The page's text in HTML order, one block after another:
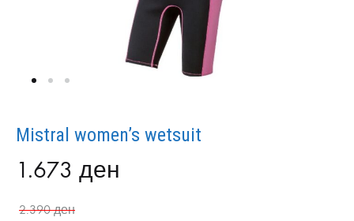
Mistral women’s wetsuit
1.673 ден
2.390ден